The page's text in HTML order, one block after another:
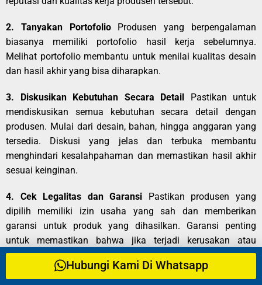
Hubungi Kami Di Whatsapp
2. Tanyakan PortofolioProdusen yang berpengalaman
biasanya memiliki portofolio hasil kerja sebelumnya.
Melihat portofolio membantu untuk menilai kualitas desain
dan hasil akhir yang bisa diharapkan.
3. Diskusikan Kebutuhan Secara Detail Pastikan untuk
mendiskusikan semua kebutuhan secara detail dengan
produsen. Mulai dari desain, bahan, hingga anggaran yang
tersedia. Diskusi yang jelas dan terbuka membantu
menghindari kesalahpahaman dan memastikan hasil akhir
sesuai keinginan.
4. Cek Legalitas dan Garansi Pastikan produsen yang
dipilih memiliki izin usaha yang sah dan memberikan
garansi untuk produk yang dihasilkan. Garansi penting
untuk memastikan bahwa jika terjadi kerusakan atau
ketidaksesuaian, produsen siap bertanggung jawab dan
memberikan solusi.